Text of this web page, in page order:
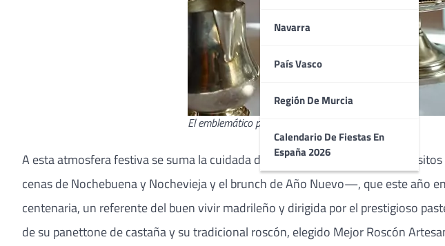
Navarra
País Vasco
Región De Murcia
Calendario De Fiestas En
España 2026
El emblemático panettone Duquesita
A esta atmosfera festiva se suma la cuidada decoración del hotel y los
cenas de Nochebuena y Nochevieja y el brunch de Año Nuevo—, que este año
centenaria, un referente del buen vivir madrileño y dirigida por el prestigioso
de su panettone de castaña y su tradicional roscón, elegido Mejor Roscón